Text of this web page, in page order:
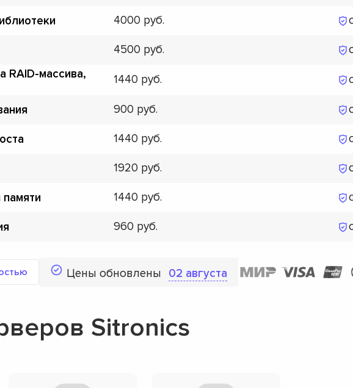
4000
4500
RAID-массива,
1440
900
1440
1920
1440
960
Цены обновлены 02 августа
Sitronics